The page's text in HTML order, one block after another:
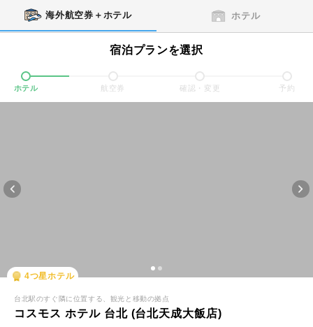
海外航空券＋ホテル ホテル
宿泊プランを選択
ホテル 航空券 確認・変更 予約
4つ星ホテル
台北駅のすぐ隣に位置する、観光と移動の拠点
コスモス ホテル 台北 (台北天成大飯店)